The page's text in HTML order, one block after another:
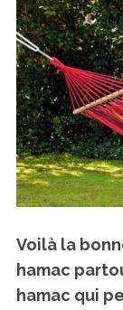
Voilà la
hamac
hamac qui